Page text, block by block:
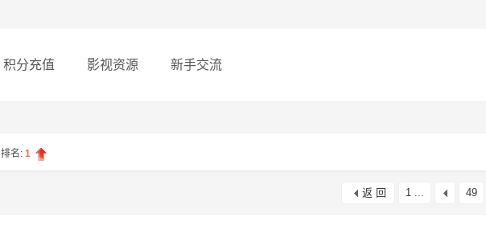
积分充值 影视资源 新手交流
排名: 1
1 ... 49
返 回